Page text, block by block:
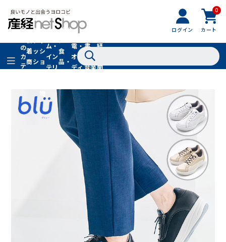
ログイン
0
カート
全
の
カ
テ
着
商
品
フ
ッ
シ
ョ
フ
ァ
シ
ョ
ン
ム・
イン
テリ
グル
食
品・
ドリ
家
電・
オー
ディ
書
籍・
音楽
経
聞